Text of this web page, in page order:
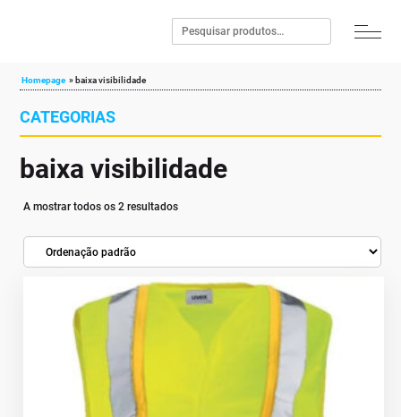
Homepage » baixa visibilidade
CATEGORIAS
baixa visibilidade
A mostrar todos os 2 resultados